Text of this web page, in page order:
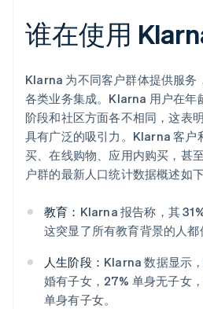
谁在使用
Klarna 为不同客户群体提供服务
各类业务集成。Klarna 用户在年
阶段和社区方面各不相同，这表
具有广泛的吸引力。Klarna 客户
买、在线购物、应用内购买，甚
户群的最新人口统计数据概述如下
教育： Klarna 报告称，其
这突显了所有教育背景的人都
人生阶段： Klarna 数据显示
婚有子女，27% 单身无子女
单身有子女。